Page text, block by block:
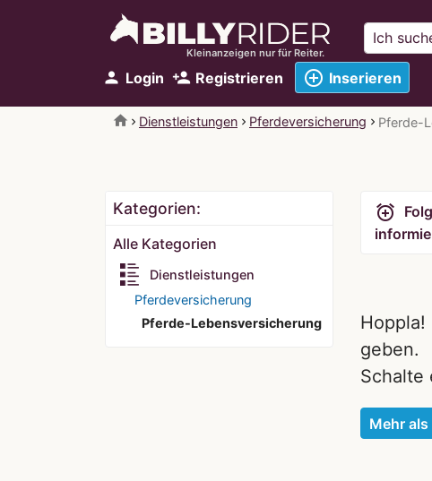
Kleinanzeigen nur für Reiter.
person Login person_add Registrieren add_circle_outline Inserieren
home Dienstleistungen Pferdeversicherung Pferde-
Kategorien:
Alle Kategorien
Dienstleistungen
Pferdeversicherung
Pferde-Lebensversicherung
alarm_add
geben.
Schalte
Mehr